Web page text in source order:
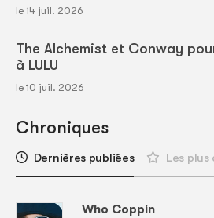
le 14 juil. 2026
The Alchemist et Conway
à LULU
le 10 juil. 2026
Chroniques
Dernières publiées Les
Who Coppin